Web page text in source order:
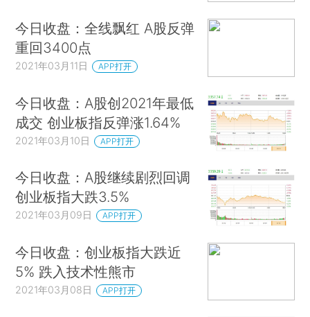
今日收盘：全线飘红 A股反弹
重回3400点
2021年03月11日 APP打开
今日收盘：A股创2021年最低
成交 创业板指反弹涨1.64%
2021年03月10日 APP打开
今日收盘：A股继续剧烈回调
创业板指大跌3.5%
2021年03月09日 APP打开
今日收盘：创业板指大跌近
5% 跌入技术性熊市
2021年03月08日 APP打开